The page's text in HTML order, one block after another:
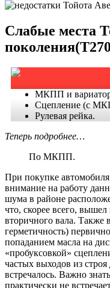
Слабые места
МКПП и
Сцепление (с
Рулевая рейка.
Теперь подробнее…
По МКПП.
При покупке
внимание на работу
шума в районе
что, скорее всего,
вторичного вала. Также
герметичность)
попаданием масла на
«пробуксовкой»
частых выходов из строя
встречалось. Важно
практически не